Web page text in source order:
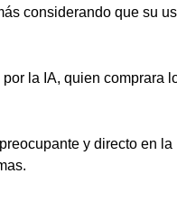
considerando que su
la IA, quien comprara
y directo en la